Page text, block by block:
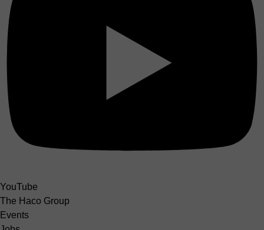
YouTube
The Haco Group
Events